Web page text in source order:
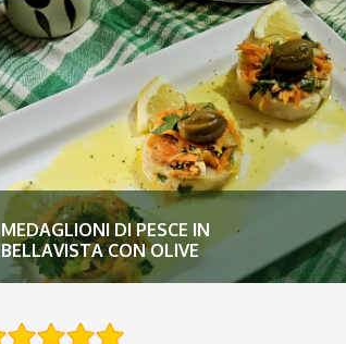
MEDAGLIONI DI PESCE IN
BELLAVISTA CON OLIVE